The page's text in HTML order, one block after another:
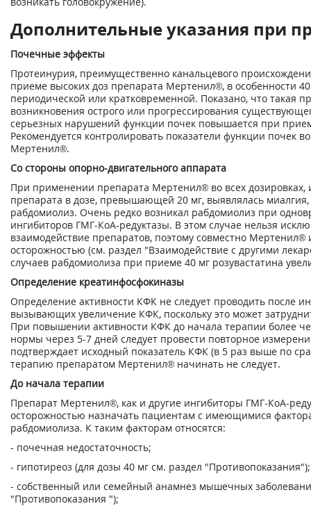
Дополнительные указания при
Почечные эффекты
Протеинурия, преимущественно канальцевого
приеме высоких доз препарата Мертенил®, в особенности
периодической или кратковременной. Показано, что такая
возникновения острого или прогрессирования
серьезных нарушений функции почек повышается при
Рекомендуется контролировать показатели функции почек
Мертенил®.
Со стороны опорно-двигательного аппарата
При применении препарата Мертенил® во всех дозировках,
препарата в дозе, превышающей 20 мг, выявлялась миалгия,
рабдомиолиз. Очень редко возникал рабдомиолиз при
ингибиторов ГМГ-КоА-редуктазы. В этом случае нельзя
взаимодействие препаратов, поэтому совместно Мертенил®
осторожностью (см. раздел "Взаимодействие с другими
случаев рабдомиолиза при приеме 40 мг розувастатина
Определение креатинфосфокиназы
Определение активности КФК не следует проводить после
вызывающих увеличение КФК, поскольку это может
При повышении активности КФК до начала терапии более
нормы через 5-7 дней следует провести повторное
подтверждает исходный показатель КФК (в 5 раз выше по
терапию препаратом Мертенил® начинать не следует.
До начала терапии
Препарат Мертенил®, как и другие ингибиторы ГМГ-КоА-
осторожностью назначать пациентам с имеющимися
рабдомиолиза. К таким факторам относятся:
- почечная недостаточность;
- гипотиреоз (для дозы 40 мг см. раздел "Противопоказания");
- собственный или семейный анамнез мышечных
"Противопоказания ");